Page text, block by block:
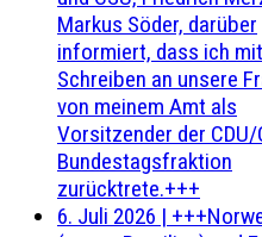
Markus Söder, darüber
informiert, dass ich
Schreiben an unsere
von meinem Amt als
Vorsitzender der CDU/
Bundestagsfraktion
zurücktrete.+++
6. Juli 2026 |